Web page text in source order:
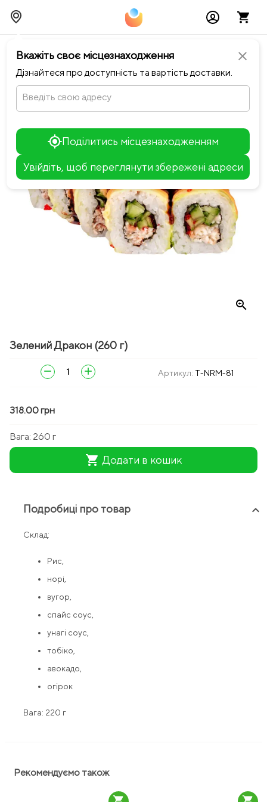
close
Вкажіть своє місцезнаходження
Дізнайтеся про доступність та вартість доставки.
Введіть свою адресу
Поділитись місцезнаходженням
Увійдіть, щоб переглянути збережені адреси
+
chevron_leftПовернутися до NEO ROOM
zoom_in
Зелений Дракон (260 г)
remove add Артикул: T-NRM-81
318.00 грн
Вага: 260 г
shopping_cart Додати в кошик
Подробиці про товар keyboard_arrow_up
Склад:
Рис,
норі,
вугор,
спайс соус,
унагі соус,
тобіко,
авокадо,
огірок
Вага: 220 г
Рекомендуємо також